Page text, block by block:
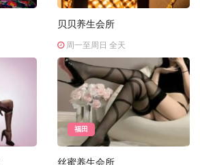
贝贝养生会所
周一至周日 全天
福田
丝蜜养生会所